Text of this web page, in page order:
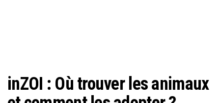
inZOI : Où trouver les animaux